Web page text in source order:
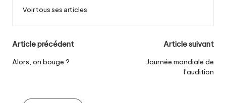
Voir tous ses articles
Post
navigation
Article précédent
Alors, on bouge ?
Article suivant
Journée mondiale de
l’audition